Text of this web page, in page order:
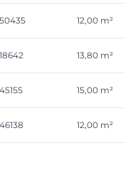
50435 12,00 m²
18642 13,80 m²
45155 15,00 m²
46138 12,00 m²